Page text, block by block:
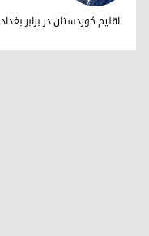
دکتر ابراهیم خالد
اقلیم کوردستان در برابر بغداد